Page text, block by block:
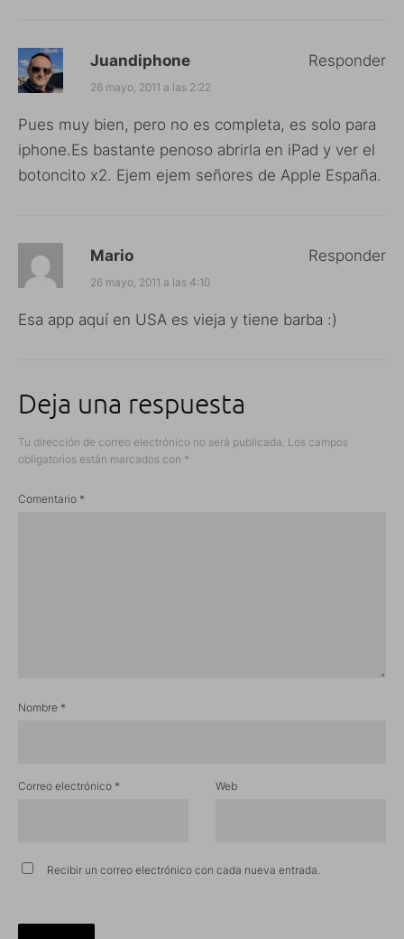
Juandiphone
26 mayo, 2011 a las 2:22
Pues muy bien, pero no es completa, es solo para
iphone.Es bastante penoso abrirla en iPad y ver el
botoncito x2. Ejem ejem señores de Apple España.
Responder
Mario
26 mayo, 2011 a las 4:10
Esa app aquí en USA es vieja y tiene barba :)
Responder
Deja una respuesta
Tu dirección de correo electrónico no será publicada. Los campos
obligatorios están marcados con *
Comentario *
Nombre *
Correo electrónico * Web
Recibir un correo electrónico con cada nueva entrada.